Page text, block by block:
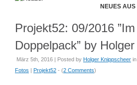
NEUES AUS
Projekt52: 09/2016 ”Im
Doppelpack” by Holger
März 5th, 2016 | Posted by Holger Knippscheer in
Fotos | Projekt52 - (2 Comments)